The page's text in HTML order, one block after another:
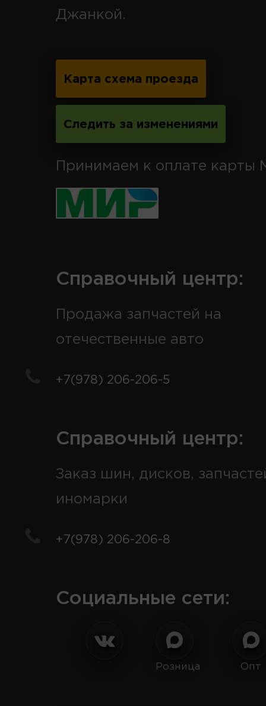
Джанкой.
Карта схема проезда
Следить за изменениями
Принимаем к оплате карты
Справочный центр:
Продажа запчастей на
отечественные авто
+7(978) 206-206-5
Справочный центр:
Заказ шин, дисков,
иномарки
+7(978) 206-206-8
Социальные сети:
Розница Опт